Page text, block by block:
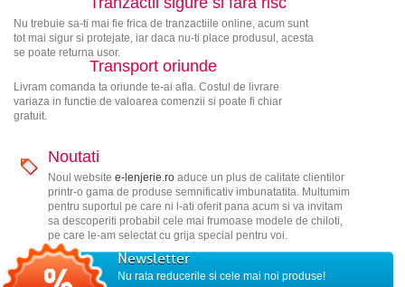
Nu trebuie sa-ti mai fie frica de tranzactiile online, acum sunt
tot mai sigur si protejate, iar daca nu-ti place produsul, acesta
se poate returna usor.
Transport oriunde
Livram comanda ta oriunde te-ai afla. Costul de livrare
variaza in functie de valoarea comenzii si poate fi chiar
gratuit.
Noutati
Noul website e-lenjerie.roaduce un plus de calitate clientilor
printr-o gama de produse semnificativ imbunatatita. Multumim
pentru suportul pe care ni l-ati oferit pana acum si va invitam
sa descoperiti probabil cele mai frumoase modele de chiloti,
pe care le-am selectat cu grija special pentru voi.
Newsletter
Nu rata reducerile si cele mai noi produse!